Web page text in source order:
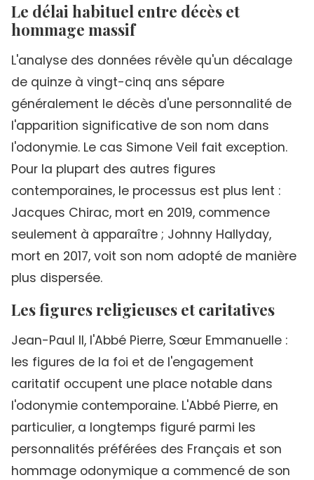
Le délai habituel entre décès et
hommage massif
L'analyse des données révèle qu'un décalage
de quinze à vingt-cinq ans sépare
généralement le décès d'une personnalité de
l'apparition significative de son nom dans
l'odonymie. Le cas Simone Veil fait exception.
Pour la plupart des autres figures
contemporaines, le processus est plus lent :
Jacques Chirac, mort en 2019, commence
seulement à apparaître ; Johnny Hallyday,
mort en 2017, voit son nom adopté de manière
plus dispersée.
Les figures religieuses et caritatives
Jean-Paul II, l'Abbé Pierre, Sœur Emmanuelle :
les figures de la foi et de l'engagement
caritatif occupent une place notable dans
l'odonymie contemporaine. L'Abbé Pierre, en
particulier, a longtemps figuré parmi les
personnalités préférées des Français et son
hommage odonymique a commencé de son